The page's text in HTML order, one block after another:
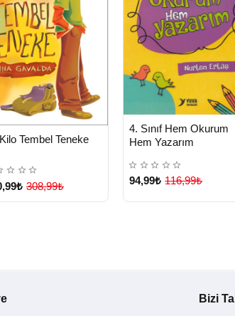
TESLİMATTembel Teneke
308,99₺
TESLİMAT
4. Sınıf Hem Okurum
Hem Yazarım
94,99₺ 116,99₺
Bizi